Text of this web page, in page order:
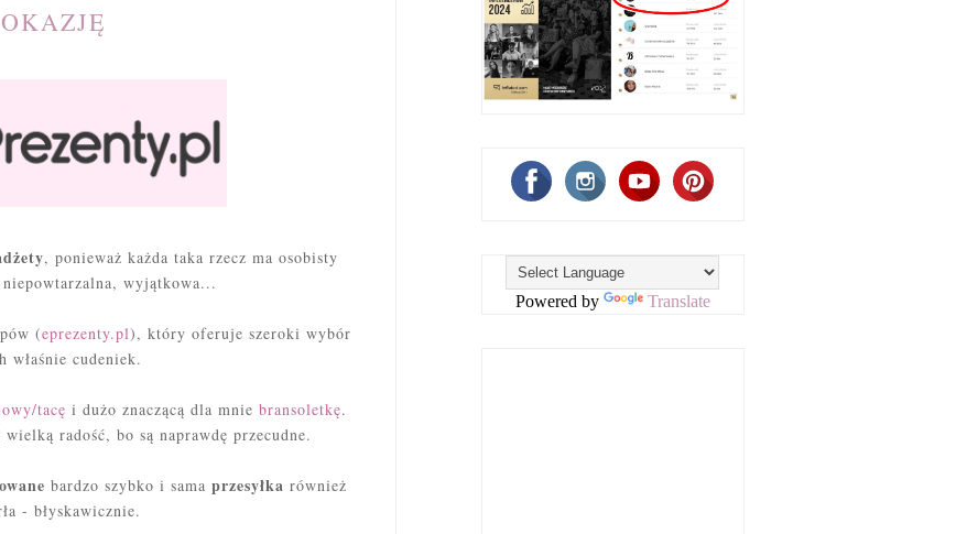
OKAZJĘ
, ponieważ każda taka rzecz ma osobisty
wyjątkowa...
(eprezenty.pl), który oferuje szeroki wybór
właśnie cudeniek.
tacę i dużo znaczącą dla mnie bransoletkę.
radość, bo są naprawdę przecudne.
bardzo szybko i sama przesyłka również
- błyskawicznie.
Powered by Translate